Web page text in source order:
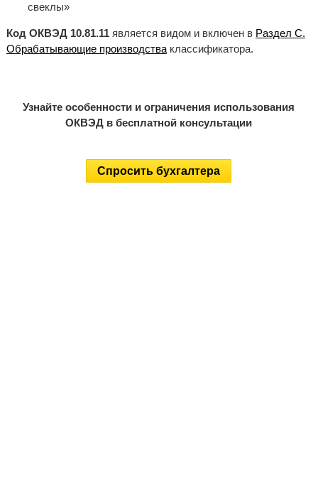
свеклы»
Код ОКВЭД 10.81.11является видом и включен в Раздел C.
Обрабатывающие производстваклассификатора.
Узнайте особенности и ограничения использования
ОКВЭД в бесплатной консультации
Спросить бухгалтера